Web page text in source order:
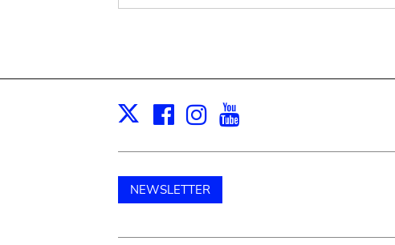
X Facebook
Instagram
NEWSLETTER